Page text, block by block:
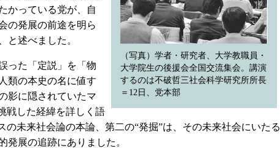
（写真）学者・研究者、大学教職員・
大学院生の後援会全国交流集会。講演
するのは不破哲三社会科学研究所所長
＝12日、党本部
かっている党が、自
の発展の前途を明ら
と述べました。
った「定説」を「物
類の本史の名に値す
影に隠されていたマ
戦した経緯を詳しく語
の未来社会論の本論、第二の“発掘”は、その未来社会にいたる
発展の追跡にありました。